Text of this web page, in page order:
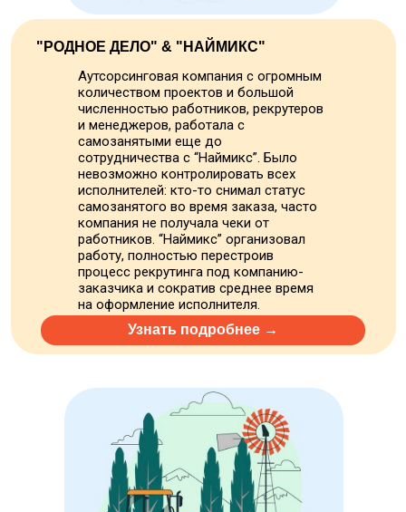
"РОДНОЕ ДЕЛО" & "НАЙМИКС"
Аутсорсинговая компания с огромным
количеством проектов и большой
численностью работников, рекрутеров
и менеджеров, работала с
самозанятыми еще до
сотрудничества с “Наймикс”. Было
невозможно контролировать всех
исполнителей: кто-то снимал статус
самозанятого во время заказа, часто
компания не получала чеки от
работников. “Наймикс” организовал
работу, полностью перестроив
процесс рекрутинга под компанию-
заказчика и сократив среднее время
на оформление исполнителя.
Узнать подробнее →